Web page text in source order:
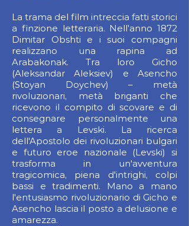
La trama del film intreccia fatti storici
a finzione letteraria. Nell'anno 1872
Dimitar Obshti e i suoi compagni
realizzano una rapina ad
Arabakonak. Tra loro Gicho
(Aleksandar Aleksiev) e Asencho
(Stoyan Doychev) – metà
rivoluzionari, metà briganti che
ricevono il compito di scovare e di
consegnare personalmente una
lettera a Levski. La ricerca
dell'Apostolo dei rivoluzionari bulgari
e futuro eroe nazionale (Levski) si
trasforma in un'avventura
tragicomica, piena d'intrighi, colpi
bassi e tradimenti. Mano a mano
l'entusiasmo rivoluzionario di Gicho e
Asencho lascia il posto a delusione e
amarezza.